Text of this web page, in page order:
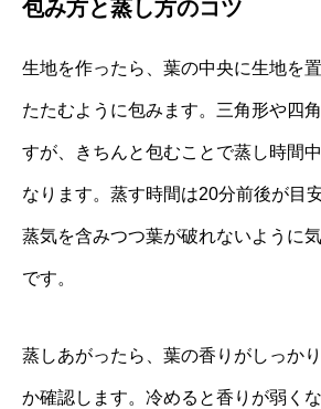
包み方と蒸し方のコツ
生地を作ったら、葉の中央に生地を
たたむように包みます。三角形や四
すが、きちんと包むことで蒸し時間
なります。蒸す時間は20分前後が目
蒸気を含みつつ葉が破れないように
です。
蒸しあがったら、葉の香りがしっか
か確認します。冷めると香りが弱く